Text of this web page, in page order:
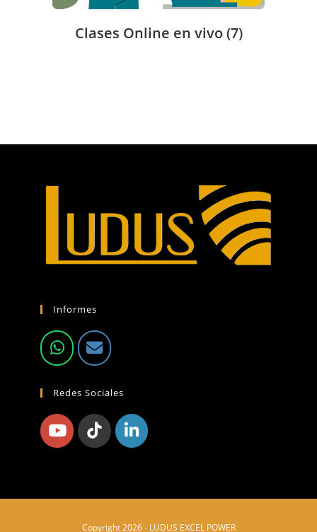
Clases Online en vivo(7)
Informes
Redes Sociales
Copyright 2026 - LUDUS EXCEL POWER